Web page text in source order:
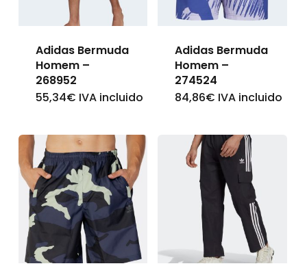
Adidas Bermuda
Homem –
268952
55,34€ IVA incluido
This
has
multiple
variants.
The
options
may
Adidas Bermuda
Homem –
274524
84,86€ IVA incluido
This
has
multiple
variants.
The
options
may